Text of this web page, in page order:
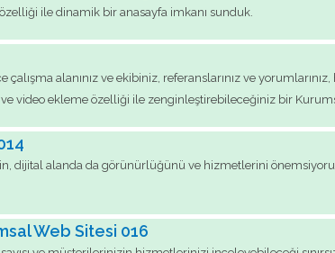
ile dinamik bir anasayfa imkanı sunduk.
alanınız ve ekibiniz, referanslarınız ve yorumlarınız,
video ekleme özelliği ile zenginleştirebileceğiniz bir
dijital alanda da görünürlüğünü ve hizmetlerini
Web Sitesi 016